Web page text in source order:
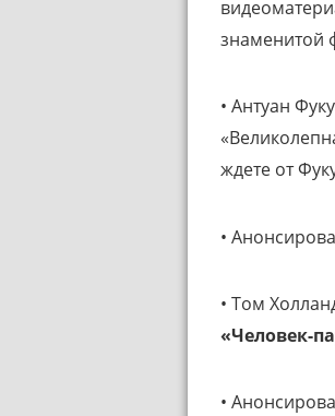
знаменитой
• Антуан
ждете от
•
• Том
«Человек-
•